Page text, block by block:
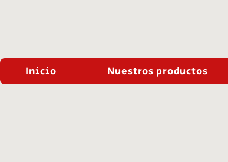
Inicio Nuestros productos